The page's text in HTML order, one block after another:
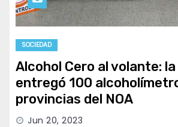
SOCIEDAD
Alcohol Cero al volante: la
entregó 100
provincias del NOA
Jun 20, 2023